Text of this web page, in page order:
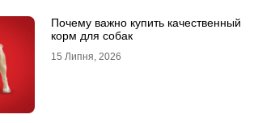
Почему важно купить качественный
корм для собак
15 Липня, 2026